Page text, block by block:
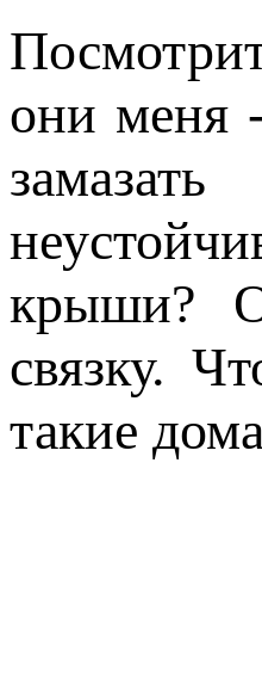
они меня
крыши?
связку.
такие